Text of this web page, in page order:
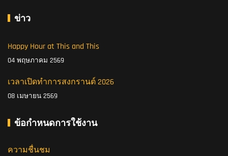
ข่าว
Happy Hour at This and This
04 พฤษภาคม 2569
เวลาเปิดทำการสงกรานต์ 2026
08 เมษายน 2569
ข้อกำหนดการใช้งาน
ความชื่นชม